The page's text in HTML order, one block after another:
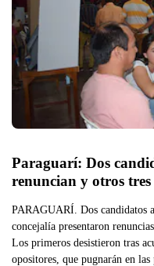
Paraguarí: Dos
renuncian y otros tres
PARAGUARÍ. Dos candidatos
concejalía presentaron
Los primeros desistieron tras
opositores, que pugnarán en